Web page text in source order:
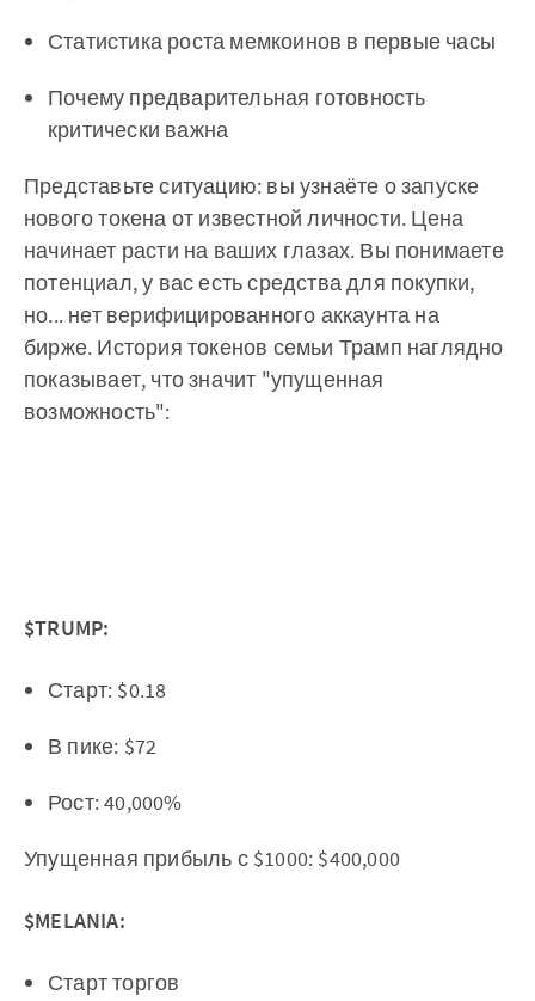
Статистика роста мемкоинов в первые часы
Почему предварительная готовность
критически важна
Представьте ситуацию: вы узнаёте о запуске
нового токена от известной личности. Цена
начинает расти на ваших глазах. Вы понимаете
потенциал, у вас есть средства для покупки,
но... нет верифицированного аккаунта на
бирже. История токенов семьи Трамп наглядно
показывает, что значит "упущенная
возможность":
$TRUMP:
Старт: $0.18
В пике: $72
Рост: 40,000%
Упущенная прибыль с $1000: $400,000
$MELANIA:
Старт торгов